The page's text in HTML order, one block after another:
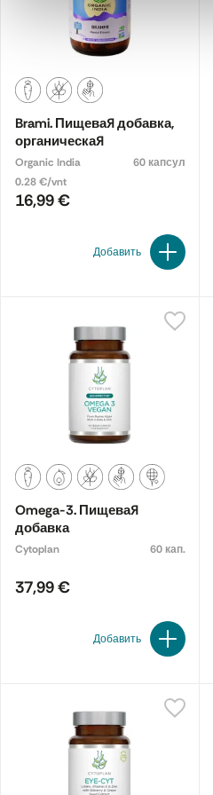
Brami. Пищевая добавка,
органическая
Organic India
60 капсул
0.28 €/vnt
16,99 €
Добавить
Omega-3. Пищевая
добавка
Cytoplan 60 кап.
37,99 €
Добавить